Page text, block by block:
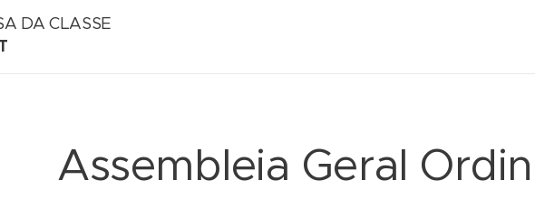
DA CLASSE
Assembleia Geral